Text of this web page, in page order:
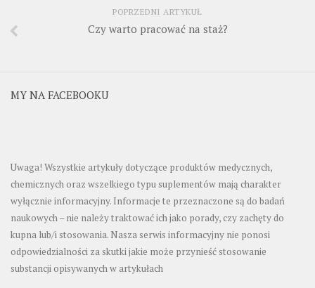
POPRZEDNI ARTYKUŁ
Czy warto pracować na staż?
MY NA FACEBOOKU
Uwaga! Wszystkie artykuły dotyczące produktów medycznych,
chemicznych oraz wszelkiego typu suplementów mają charakter
wyłącznie informacyjny. Informacje te przeznaczone są do badań
naukowych – nie należy traktować ich jako porady, czy zachęty do
kupna lub/i stosowania. Nasza serwis informacyjny nie ponosi
odpowiedzialności za skutki jakie może przynieść stosowanie
substancji opisywanych w artykułach